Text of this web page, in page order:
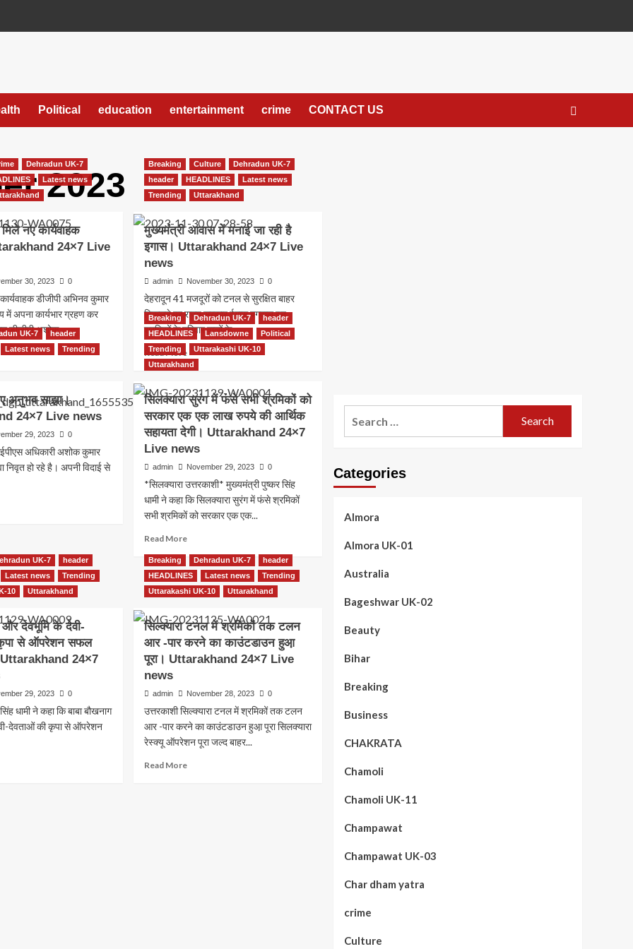
Political education entertainment crime CONTACT US
2023
Dehradun UK-7
Latest news
नए कार्यवाहक
24×7 Live
30, 2023 0
डीजीपी अभिनव कुमार
में अपना कार्यभार ग्रहण कर
डीजीपी अशोक...
Breaking Culture
Dehradun UK-7
header
HEADLINES
Latest news
Trending
Uttarakhand
मुख्यमंत्री आवास में मनाई जा रही है
इगास। Uttarakhand 24×7 Live
news
admin November 30, 2023 0
देहरादून 41 मजदूरों को टनल से सुरक्षित बाहर
निकलने पर राज्य सरकार ईगास बगवाल इन
श्रमिकों के परिवार वालों के...
Read MoreRead
more
मुख्यमंत्री
आवास
में
मनाई
जा
है
इगास।
Uttarakhand
24×7
news
UK-7
header
Latest news
Trending
अनुभव साझा।
24×7 Live news
29, 2023 0
अधिकारी अशोक कुमार
निवृत हो रहे है। अपनी विदाई से
Breaking Dehradun UK-7
header
HEADLINES
Lansdowne
Political
Trending
Uttarakashi UK-10
Uttarakhand
सिलक्यारा सुरंग में फंसे सभी श्रमिकों को
सरकार एक एक लाख रुपये की आर्थिक
सहायता देगी। Uttarakhand 24×7
Live news
admin November 29, 2023 0
*सिलक्यारा उत्तरकाशी* मुख्यमंत्री पुष्कर सिंह
धामी ने कहा कि सिलक्यारा सुरंग में फंसे श्रमिकों
सभी श्रमिकों को सरकार एक एक...
Read MoreRead
about
सिलक्यारा
सुरंग
फंसे
सभी
श्रमिकों
को
एक
लाख
रुपये
की
आर्थिक
सहायता
UK-7
header
Latest news
Trending
10
Uttarakhand
और देवभूमि के देवी-
से ऑपरेशन सफल
Uttarakhand 24×7
29, 2023 0
धामी ने कहा कि बाबा बौखनाग
देवताओं की कृपा से ऑपरेशन
Breaking Dehradun UK-7
header
HEADLINES
Latest news
Trending
Uttarakashi UK-10
Uttarakhand
सिल्क्यारा टनल में श्रमिकों तक टलन
आर -पार करने का काउंटडाउन हुआ़
पूरा। Uttarakhand 24×7 Live
news
admin November 28, 2023 0
उत्तरकाशी सिल्क्यारा टनल में श्रमिकों तक टलन
आर -पार करने का काउंटडाउन हुआ़ पूरा सिलक्यारा
रेस्क्यू ऑपरेशन पूरा जल्द बाहर...
Read MoreRead
Categories
Almora
Almora UK-01
Australia
Bageshwar UK-02
Beauty
Bihar
Breaking
Business
CHAKRATA
Chamoli
Chamoli UK-11
Champawat
Champawat UK-03
Char dham yatra
crime
Culture